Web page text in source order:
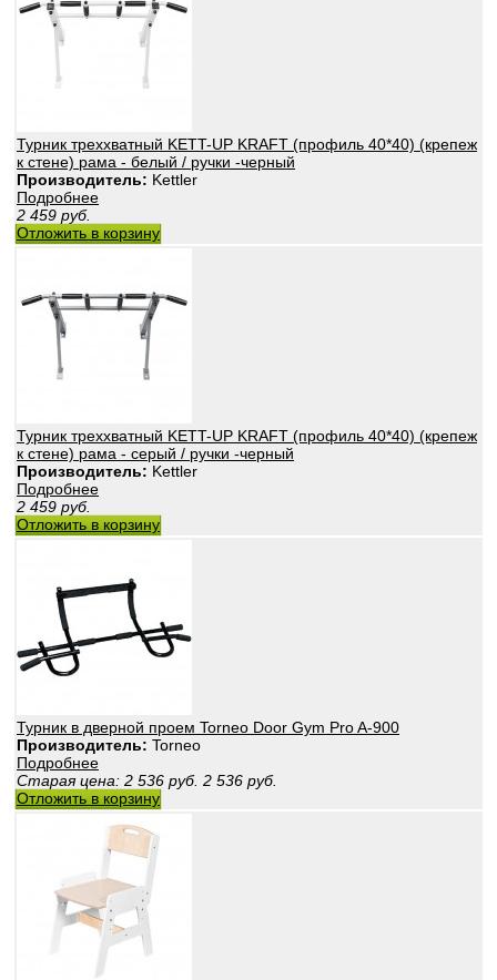
Турник треххватный KETT-UP KRAFT (профиль 40*40) (крепеж
к стене) рама - белый / ручки -черный
Производитель: Kettler
Подробнее
2 459 руб.
Отложить в корзину
Турник треххватный KETT-UP KRAFT (профиль 40*40) (крепеж
к стене) рама - серый / ручки -черный
Производитель: Kettler
Подробнее
2 459 руб.
Отложить в корзину
Турник в дверной проем Torneo Door Gym Pro A-900
Производитель: Torneo
Подробнее
Старая цена: 2 536 руб. 2 536 руб.
Отложить в корзину